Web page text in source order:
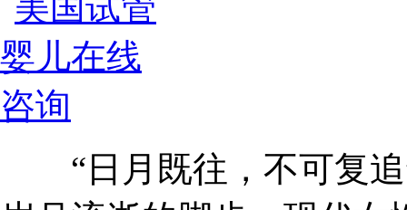
“日月既往，不可复追